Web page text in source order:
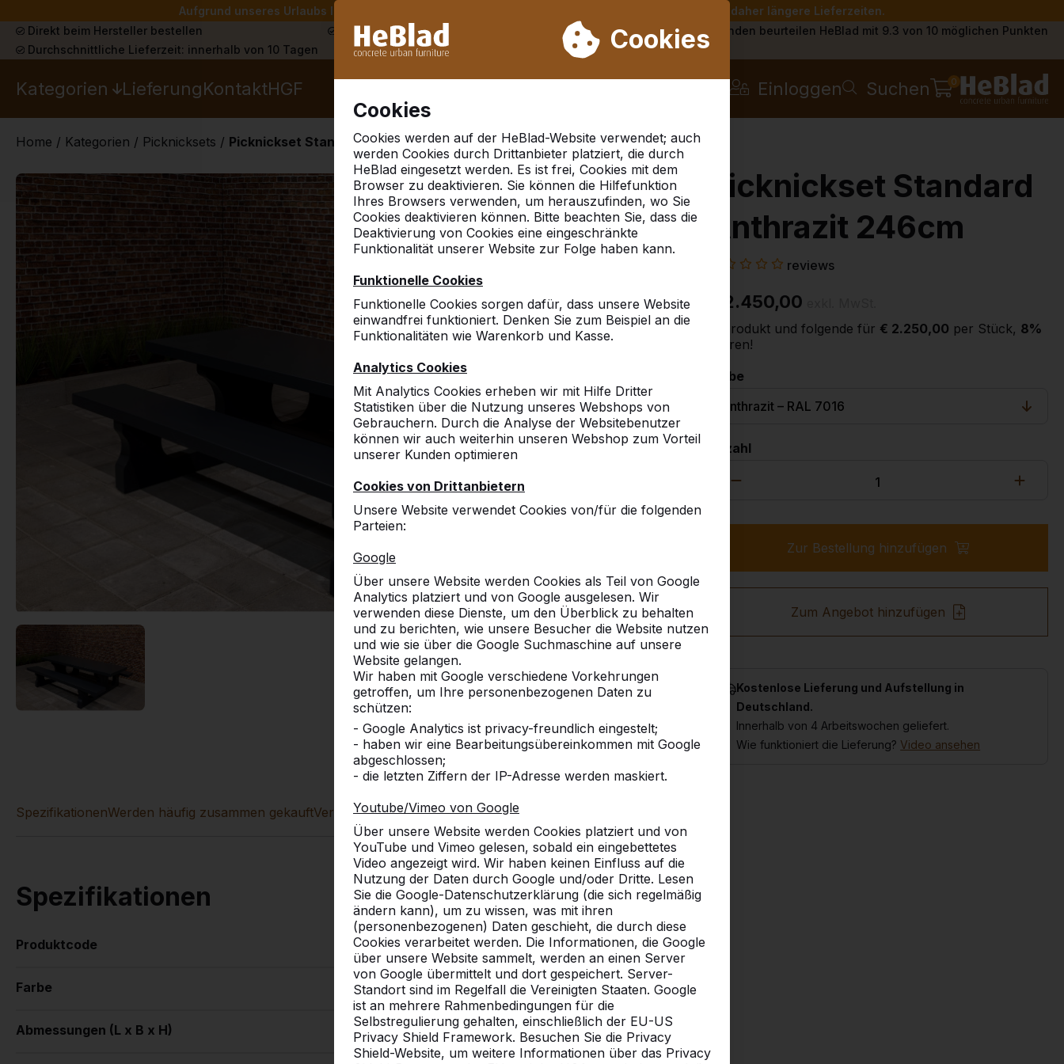
Aufgrund unseres Urlaubs liefern wir von Woche 31 bis Woche 33 nicht. Bitte berücksichtigen Sie daher längere Lieferzeiten.
Cookies
Cookies
Cookies werden auf der HeBlad-Website verwendet; auch
werden Cookies durch Drittanbieter platziert, die durch
HeBlad eingesetzt werden. Es ist frei, Cookies mit dem
Browser zu deaktivieren. Sie können die Hilfefunktion
Ihres Browsers verwenden, um herauszufinden, wo Sie
Cookies deaktivieren können. Bitte beachten Sie, dass die
Deaktivierung von Cookies eine eingeschränkte
Funktionalität unserer Website zur Folge haben kann.
Funktionelle Cookies
Funktionelle Cookies sorgen dafür, dass unsere Website
einwandfrei funktioniert. Denken Sie zum Beispiel an die
Funktionalitäten wie Warenkorb und Kasse.
Analytics Cookies
Mit Analytics Cookies erheben wir mit Hilfe Dritter
Statistiken über die Nutzung unseres Webshops von
Gebrauchern. Durch die Analyse der Websitebenutzer
können wir auch weiterhin unseren Webshop zum Vorteil
unserer Kunden optimieren
Cookies von Drittanbietern
Unsere Website verwendet Cookies von/für die folgenden
Parteien:
Google
Über unsere Website werden Cookies als Teil von Google
Analytics platziert und von Google ausgelesen. Wir
verwenden diese Dienste, um den Überblick zu behalten
und zu berichten, wie unsere Besucher die Website nutzen
und wie sie über die Google Suchmaschine auf unsere
Website gelangen.
Wir haben mit Google verschiedene Vorkehrungen
getroffen, um Ihre personenbezogenen Daten zu
schützen:
- Google Analytics ist privacy-freundlich eingestelt;
- haben wir eine Bearbeitungsübereinkommen mit Google
abgeschlossen;
- die letzten Ziffern der IP-Adresse werden maskiert.
Youtube/Vimeo von Google
Über unsere Website werden Cookies platziert und von
YouTube und Vimeo gelesen, sobald ein eingebettetes
Video angezeigt wird. Wir haben keinen Einfluss auf die
Nutzung der Daten durch Google und/oder Dritte. Lesen
Sie die Google-Datenschutzerklärung (die sich regelmäßig
ändern kann), um zu wissen, was mit ihren
(personenbezogenen) Daten geschieht, die durch diese
Cookies verarbeitet werden. Die Informationen, die Google
über unsere Website sammelt, werden an einen Server
von Google übermittelt und dort gespeichert. Server-
Standort sind im Regelfall die Vereinigten Staaten. Google
ist an mehrere Rahmenbedingungen für die
Selbstregulierung gehalten, einschließlich der EU-US
Privacy Shield Framework. Besuchen Sie die Privacy
Shield-Website, um weitere Informationen über das Privacy
Direkt beim Hersteller bestellen Schon mehr als 30.000 Produkten verkauft
Kunden beurteilen HeBlad mit 9.3 von 10 möglichen Punkten
Durchschnittliche Lieferzeit: innerhalb von 10 Tagen
Kategorien LieferungKontaktHGF Einloggen Suchen 0
Home / Kategorien / Picknicksets / Picknickset Standard Anthrazit 246cm
Picknickset Standard
Anthrazit 246cm
reviews
€ 2.450,00
2. Produkt und folgende für € 2.250,00 per Stück, 8%
sparen!
Farbe
Anzahl
Zur Bestellung hinzufügen
Zum Angebot hinzufügen
Kostenlose Lieferung und Aufstellung in
Deutschland.
Innerhalb von 4 Arbeitswochen geliefert.
Wie funktioniert die Lieferung? Video ansehen
SpezifikationenWerden häufig zusammen gekauftVergleichbare Produkte
Spezifikationen
Produktcode PS.STA.246
Farbe Anthrazit lackiert, RAL 7016
Abmessungen (L x B x H) 246 x 193 x 75 cm